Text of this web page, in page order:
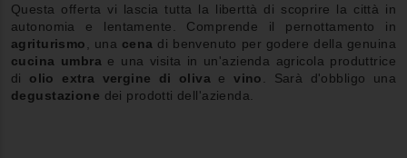
Questa offerta vi lascia tutta la liberttà di scoprire la città in
autonomia e lentamente. Comprende il pernottamento in
agriturismo
, una cena di benvenuto per godere della genuina
cucina umbra e una visita in un'azienda agricola produttrice
di olio extra vergine di oliva evino
. Sarà d'obbligo una
degustazione dei prodotti dell'azienda.